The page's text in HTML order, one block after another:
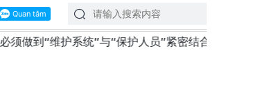
”与“保护人员”紧密结合 越南政府总理黎明兴